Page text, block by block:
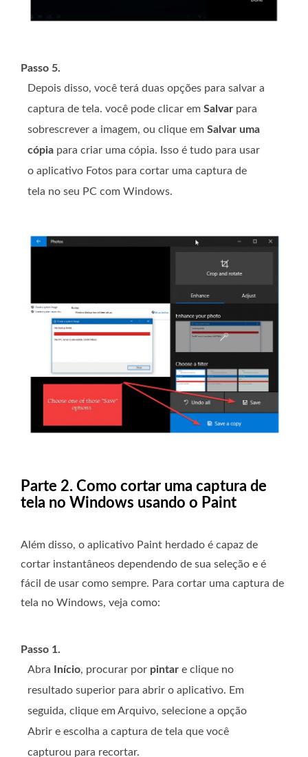
Passo 5.
Depois disso, você terá duas opções para salvar a
captura de tela. você pode clicar em Salvar para
sobrescrever a imagem, ou clique em Salvar uma
cópia para criar uma cópia. Isso é tudo para usar
o aplicativo Fotos para cortar uma captura de
tela no seu PC com Windows.
Parte 2. Como cortar uma captura de
tela no Windows usando o Paint
Além disso, o aplicativo Paint herdado é capaz de
cortar instantâneos dependendo de sua seleção e é
fácil de usar como sempre. Para cortar uma captura de
tela no Windows, veja como:
Passo 1.
Abra Início, procurar por pintar e clique no
resultado superior para abrir o aplicativo. Em
seguida, clique em Arquivo, selecione a opção
Abrir e escolha a captura de tela que você
capturou para recortar.